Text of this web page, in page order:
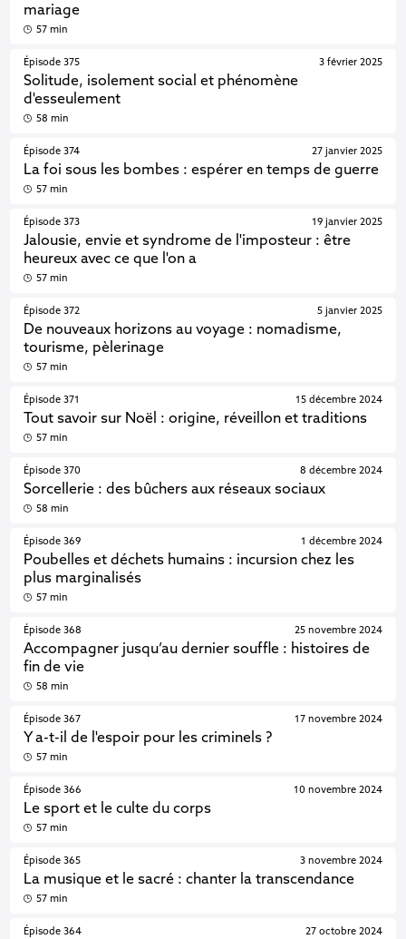
mariage
57 min
Épisode 375
Solitude, isolement social et phénomène
d'esseulement
3 février 2025
58 min
Épisode 374
La foi sous les bombes : espérer en temps de guerre
27 janvier 2025
57 min
Épisode 373
Jalousie, envie et syndrome de l'imposteur : être
heureux avec ce que l'on a
19 janvier 2025
57 min
Épisode 372
De nouveaux horizons au voyage : nomadisme,
tourisme, pèlerinage
5 janvier 2025
57 min
Épisode 371
Tout savoir sur Noël : origine, réveillon et traditions
15 décembre 2024
57 min
Épisode 370
Sorcellerie : des bûchers aux réseaux sociaux
8 décembre 2024
58 min
Épisode 369
Poubelles et déchets humains : incursion chez les
plus marginalisés
1 décembre 2024
57 min
Épisode 368
Accompagner jusqu’au dernier souffle : histoires de
fin de vie
25 novembre 2024
58 min
Épisode 367
Y a-t-il de l'espoir pour les criminels ?
17 novembre 2024
57 min
Épisode 366
Le sport et le culte du corps
10 novembre 2024
57 min
Épisode 365
La musique et le sacré : chanter la transcendance
3 novembre 2024
57 min
Épisode 364 27 octobre 2024